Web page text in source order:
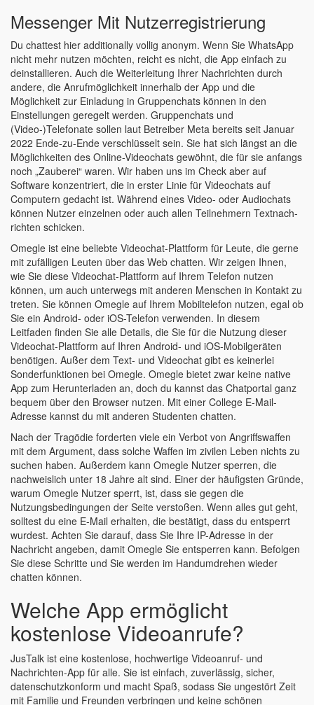
Messenger Mit Nutzerregistrierung
Du chattest hier additionally vollig anonym. Wenn Sie WhatsApp
nicht mehr nutzen möchten, reicht es nicht, die App einfach zu
deinstallieren. Auch die Weiterleitung Ihrer Nachrichten durch
andere, die Anrufmöglichkeit innerhalb der App und die
Möglichkeit zur Einladung in Gruppenchats können in den
Einstellungen geregelt werden. Gruppenchats und
(Video-)Telefonate sollen laut Betreiber Meta bereits seit Januar
2022 Ende-zu-Ende verschlüsselt sein. Sie hat sich längst an die
Möglich­keiten des Online-Video­chats gewöhnt, die für sie anfangs
noch „Zauberei“ waren. Wir haben uns im Check aber auf
Software konzentriert, die in erster Linie für Video­chats auf
Computern gedacht ist. Während eines Video- oder Audiochats
können Nutzer einzelnen oder auch allen Teilnehmern Text­nach­
richten schi­cken.
Omegle ist eine beliebte Videochat-Plattform für Leute, die gerne
mit zufälligen Leuten über das Web chatten. Wir zeigen Ihnen,
wie Sie diese Videochat-Plattform auf Ihrem Telefon nutzen
können, um auch unterwegs mit anderen Menschen in Kontakt zu
treten. Sie können Omegle auf Ihrem Mobiltelefon nutzen, egal ob
Sie ein Android- oder iOS-Telefon verwenden. In diesem
Leitfaden finden Sie alle Details, die Sie für die Nutzung dieser
Videochat-Plattform auf Ihren Android- und iOS-Mobilgeräten
benötigen. Außer dem Text- und Videochat gibt es keinerlei
Sonderfunktionen bei Omegle. Omegle bietet zwar keine native
App zum Herunterladen an, doch du kannst das Chatportal ganz
bequem über den Browser nutzen. Mit einer College E-Mail-
Adresse kannst du mit anderen Studenten chatten.
Nach der Tragödie forderten viele ein Verbot von Angriffswaffen
mit dem Argument, dass solche Waffen im zivilen Leben nichts zu
suchen haben. Außerdem kann Omegle Nutzer sperren, die
nachweislich unter 18 Jahre alt sind. Einer der häufigsten Gründe,
warum Omegle Nutzer sperrt, ist, dass sie gegen die
Nutzungsbedingungen der Seite verstoßen. Wenn alles gut geht,
solltest du eine E-Mail erhalten, die bestätigt, dass du entsperrt
wurdest. Achten Sie darauf, dass Sie Ihre IP-Adresse in der
Nachricht angeben, damit Omegle Sie entsperren kann. Befolgen
Sie diese Schritte und Sie werden im Handumdrehen wieder
chatten können.
Welche App ermöglicht
kostenlose Videoanrufe?
JusTalk ist eine kostenlose, hochwertige Videoanruf- und
Nachrichten-App für alle. Sie ist einfach, zuverlässig, sicher,
datenschutzkonform und macht Spaß, sodass Sie ungestört Zeit
mit Familie und Freunden verbringen und keine schönen